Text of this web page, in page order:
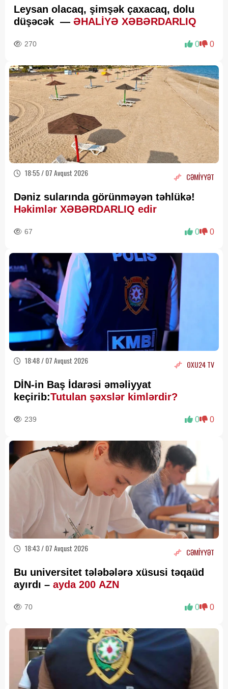
Leysan olacaq, şimşək çaxacaq, dolu
düşəcək — ƏHALİYƏ XƏBƏRDARLIQ
270 0 0
18:55 / 07 Avqust 2026 CƏMİYYƏT
Dəniz sularında görünməyən təhlükə!
Həkimlər XƏBƏRDARLIQ edir
67 0 0
18:48 / 07 Avqust 2026 OXU24 TV
DİN-in Baş İdarəsi əməliyyat
keçirib:Tutulan şəxslər kimlərdir?
239 0 0
18:43 / 07 Avqust 2026 CƏMİYYƏT
Bu universitet tələbələrə xüsusi təqaüd
ayırdı – ayda 200 AZN
70 0 0